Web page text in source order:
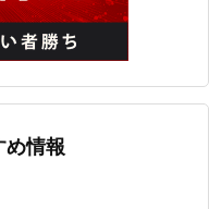
情報